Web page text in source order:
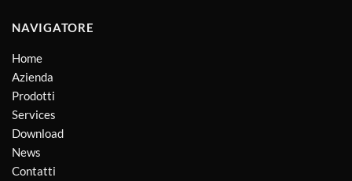
NAVIGATORE
Home
Azienda
Prodotti
Services
Download
News
Contatti